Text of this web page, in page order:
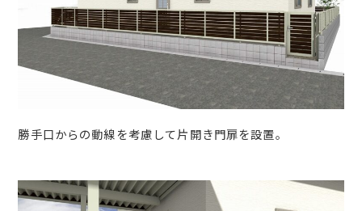
勝手口からの動線を考慮して片開き門扉を設置。